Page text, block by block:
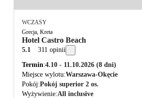
WCZASY
Grecja, Kreta
Hotel Castro Beach
5.1 311 opinii
Termin 4.10 - 11.10.2026 (8 dni)
Miejsce wylotu Warszawa-Okęcie
Pokój Pokój superior 2 os.
Wyżywienie All inclusive